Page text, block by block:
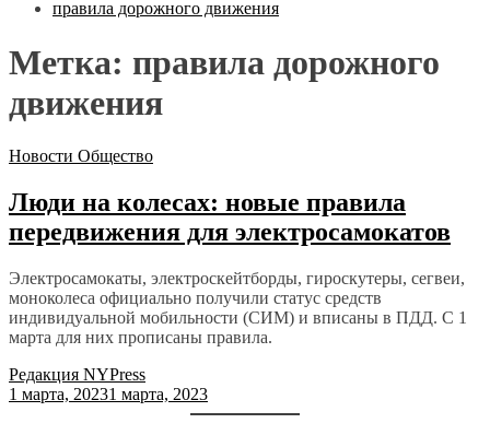
правила дорожного движения
Метка: правила дорожного
движения
Новости Общество
Люди на колесах: новые правила
передвижения для электросамокатов
Электросамокаты, электроскейтборды, гироскутеры, сегвеи,
моноколеса официально получили статус средств
индивидуальной мобильности (СИМ) и вписаны в ПДД. С 1
марта для них прописаны правила.
Редакция NYPress
1 марта, 20231 марта, 2023